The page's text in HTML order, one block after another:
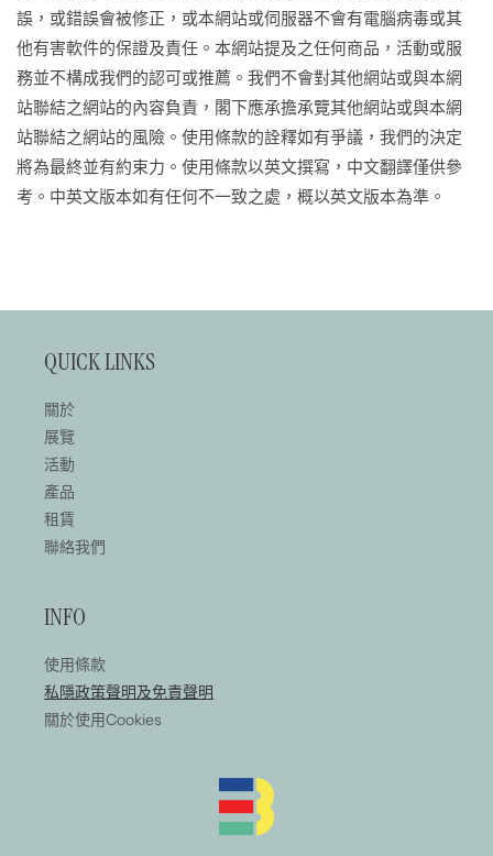
誤，或錯誤會被修正，或本網站或伺服器不會有電腦病毒或其
他有害軟件的保證及責任。本網站提及之任何商品，活動或服
務並不構成我們的認可或推薦。我們不會對其他網站或與本網
站聯結之網站的內容負責，閣下應承擔承覽其他網站或與本網
站聯結之網站的風險。使用條款的詮釋如有爭議，我們的決定
將為最終並有約束力。使用條款以英文撰寫，中文翻譯僅供參
考。中英文版本如有任何不一致之處，概以英文版本為準。
QUICK LINKS
關於
展覽
活動
產品
租賃
聯絡我們
INFO
使用條款
私隱政策聲明及免責聲明
關於使用Cookies